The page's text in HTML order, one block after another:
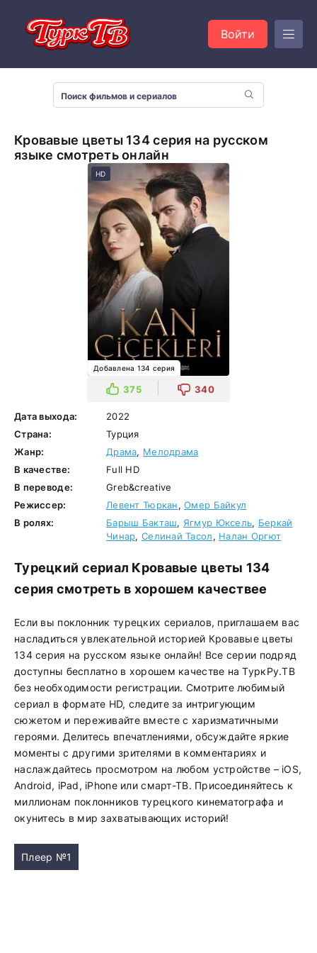
Войти
Кровавые цветы 134 серия на русском
языке смотреть онлайн
HD
Добавлена 134 серия
375 340
Дата выхода:
2022
Страна:
Турция
Жанр:
Драма, Мелодрама
В качестве:
Full HD
В переводе:
Greb&creative
Режиссер:
Левент Тюркан,Омер Байкул
В ролях:
Барыш Бакташ, Ягмур Юксель, Беркай
Чинар, Селинай Тасол, Налан Оргют
Турецкий сериал Кровавые цветы 134
серия смотреть в хорошем качествее
Если вы поклонник турецких сериалов, приглашаем вас
насладиться увлекательной историей Кровавые цветы
134 серия на русском языке онлайн! Все серии подряд
доступны бесплатно в хорошем качестве на ТуркРу.ТВ
без необходимости регистрации. Смотрите любимый
сериал в формате HD, следите за интригующим
сюжетом и переживайте вместе с харизматичными
героями. Делитесь впечатлениями, обсуждайте яркие
моменты с другими зрителями в комментариях и
наслаждайтесь просмотром на любом устройстве – iOS,
Android, iPad, iPhone или смарт-ТВ. Присоединяйтесь к
миллионам поклонников турецкого кинематографа и
окунитесь в мир захватывающих историй!
Плеер №1